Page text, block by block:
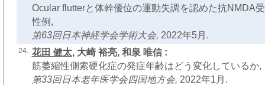
Ocular flutterと体幹優位の運動失調を認めた抗NMDA
性例,
第63回日本神経学会学術大会, 2022年5月.
24. 花田 健太, 大崎 裕亮, 和泉 唯信 :
筋萎縮性側索硬化症の発症年齢はどう変化しているか,
第33回日本老年医学会四国地方会, 2022年1月.